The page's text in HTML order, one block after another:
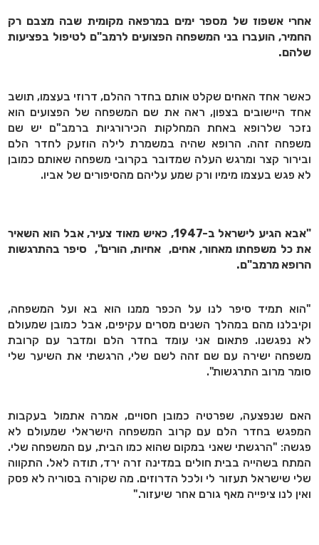
אחרי אשפוז של מספר ימים במרפאה מקומית שבה מצבם רק
החמיר, הועברו בני המשפחה הפצועים לרמב"ם לטיפול בפציעות
שלהם.
כאשר אחד האחים שקלט אותם בחדר ההלם, דרוזי בעצמו, תושב
אחד היישובים בצפון, ראה את שם המשפחה של הפצועים הוא
נזכר שלרופא באחת המחלקות הכירורגיות ברמב"ם יש שם
משפחה זהה. הרופא שהיה במשמרת לילה הוזעק לחדר הלם
ובירור קצר ומרגש העלה שמדובר בקרובי משפחה שאותם כמובן
לא פגש בעצמו מימיו ורק שמע עליהם מהסיפורים של אביו.
"אבא הגיע לישראל ב-1947, כאיש מאוד צעיר, אבל הוא השאיר
את כל משפחתו מאחור, אחים, אחיות, הורים", סיפר בהתרגשות
הרופא מרמב"ם.
"הוא תמיד סיפר לנו על הכפר ממנו הוא בא ועל המשפחה,
וקיבלנו מהם במהלך השנים מסרים עקיפים, אבל כמובן שמעולם
לא נפגשנו. פתאום אני עומד בחדר הלם ומדבר עם קרובת
משפחה ישירה עם שם זהה לשם שלי, הרגשתי את השיער שלי
סומר מרוב התרגשות".
האם שנפצעה, שפרטיה כמובן חסויים, אמרה אתמול בעקבות
המפגש בחדר הלם עם קרוב המשפחה הישראלי שמעולם לא
פגשה: "הרגשתי שאני במקום שהוא כמו הבית, עם המשפחה שלי.
המתח בשהייה בבית חולים במדינה זרה ירד, תודה לאל. התקווה
שלי שישראל תעזור לי ולכל הדרוזים. מה שקורה בסוריה לא פסק
ואין לנו ציפייה מאף גורם אחר שיעזור."